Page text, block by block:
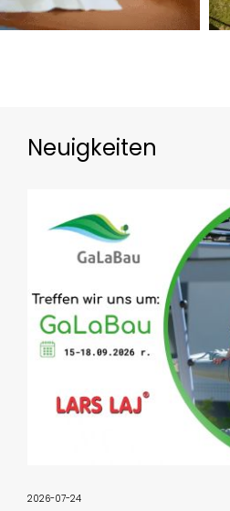
Neuigkeiten
2026-07-24